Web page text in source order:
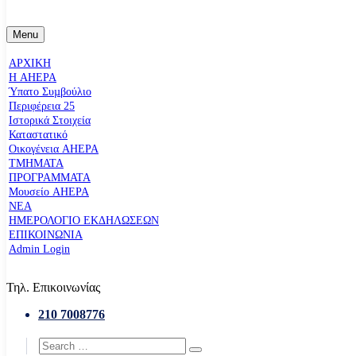
Menu
ΑΡΧΙΚΗ
Η AHEPA
Ύπατο Συµβούλιο
Περιφέρεια 25
Ιστορικά Στοιχεία
Καταστατικό
Οικογένεια AHEPA
ΤΜΗΜΑΤΑ
ΠΡΟΓΡΑΜΜΑΤΑ
Μουσείο AHEPA
ΝΕΑ
ΗΜΕΡΟΛΟΓΙΟ ΕΚΔΗΛΩΣΕΩΝ
ΕΠΙΚΟΙΝΩΝΙΑ
Admin Login
Τηλ. Επικοινωνίας
210 7008776